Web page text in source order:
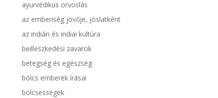
ayurvédikus orvoslás
az emberiség jövője, jóslatként
az indián és indiai kultúra
beilleszkedési zavarok
betegség és egészség
bölcs emberek írásai
bölcsességek